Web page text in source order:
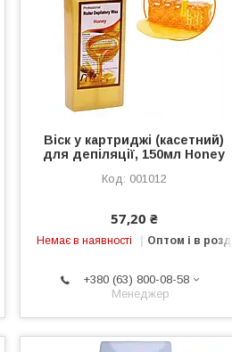
Віск у картриджі (касетний)
для депіляції, 150мл Honey
001012
57,20 ₴
Немає в наявності Оптом і в
+380 (63) 800-08-58
Менеджер